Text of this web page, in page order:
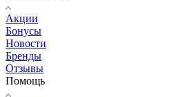
Акции
Бонусы
Новости
Бренды
Отзывы
Помощь